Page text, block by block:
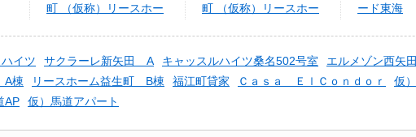
町 （仮称）リースホー
町 （仮称）リースホー
ード東海
イツ サクラーレ新矢田 A キャッスルハイツ桑名502号室 エルメゾン西矢田
A棟
リースホーム益生町 B棟 福江町貸家 Ｃａｓａ ＥｌＣｏｎｄｏｒ 仮
AP 仮）馬道アパート